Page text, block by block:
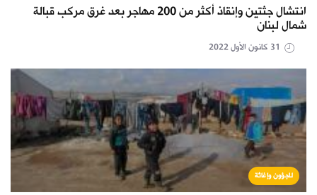
انتشال جثتين وإنقاذ أكثر من 200 مهاجر بعد غرق مركب قبالة
شمال لبنان
لاجؤون وإغاثة